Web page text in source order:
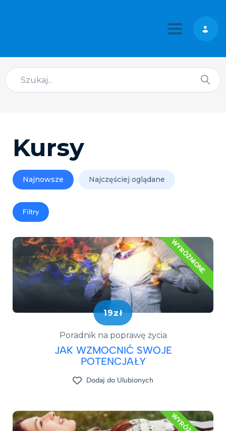
Toggle
Kursy
Najnowsze Najczęściej oglądane
Filtry
WYRÓŻNIONE
19zł
Poradnik na poprawę życia
JAK WZMOCNIĆ SWOJE
POTENCJAŁY
Dodaj do Ulubionych